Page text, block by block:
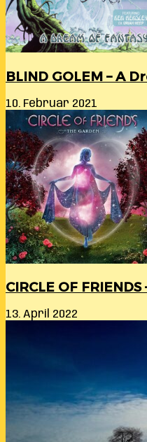
BLIND GOLEM – A
10. Februar 2021
CIRCLE OF
13. April 2022